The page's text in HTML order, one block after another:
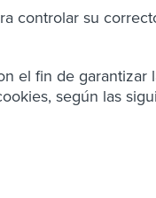
controlar su
el fin de garantizar
según las